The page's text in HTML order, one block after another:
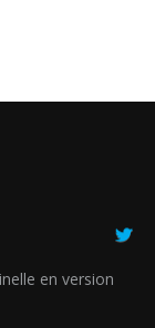
en version